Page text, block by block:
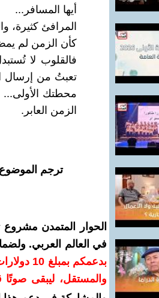
أيها المسافر...
المرافئ كثيرة،
كأن الزمن لم
فالقلوب لا
تعبتُ من إرسال
محطتك
الزمن العابر.
ترجم
الحوار المتمدن
في العالم العربي.
بدعمكم
والمستقل، ليبقى صوتًا